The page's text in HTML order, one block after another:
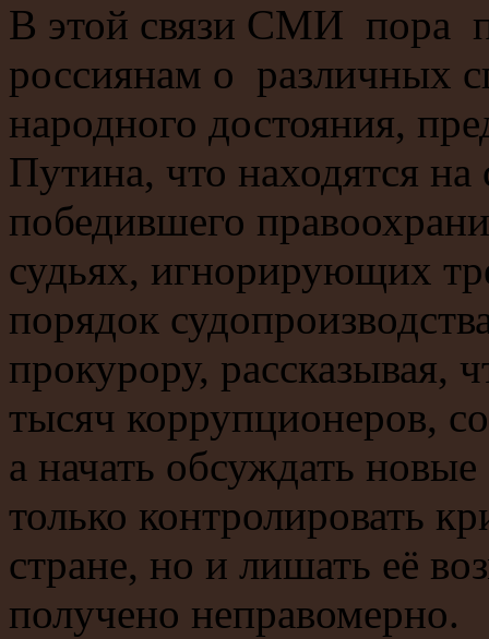
В этой связи СМИ пора
россиянам о различных
народного достояния,
Путина, что находятся
победившего
судьях, игнорирующих
порядок
прокурору, рассказывая,
тысяч коррупционеров,
а начать обсуждать
только контролировать
стране, но и лишать её
получено неправомерно.